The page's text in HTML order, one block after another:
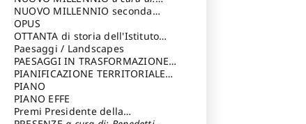
Capaldo Pellegrino
NUOVO MILLENNIO seconda
serie
Francesco
OPUS
OTTANTA di storia dell'Istituto
storia dell’Istitutoa cura di:
Cavalieri Patrizia
Paesaggi / Landscapes
PAESAGGI IN TRASFORMAZIONEa
cura di: Corti Enrico A.
PIANIFICAZIONE TERRITORIALE
URBANISTICA ED AMBIENTALE
cura di: Costa Enrico
PIANO
PIANO EFFE
Premi Presidente della